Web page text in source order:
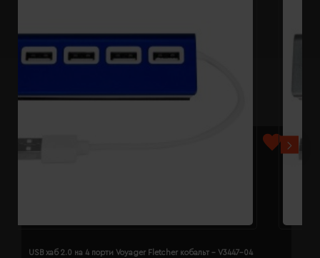
USB хаб 2.0 на 4 порти Voyager Fletcher кобальт - V3447-04